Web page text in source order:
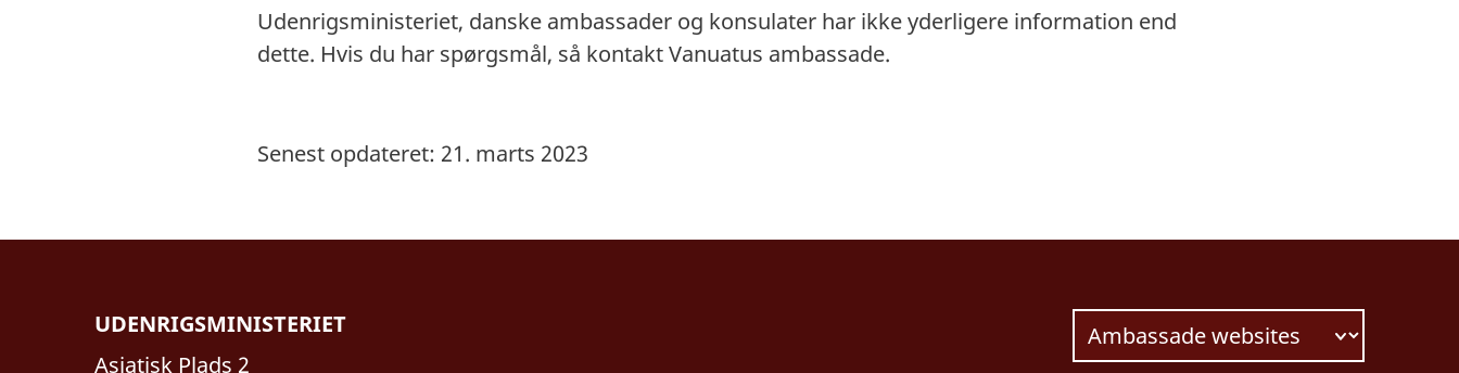
Udenrigsministeriet, danske ambassader og konsulater har ikke yderligere information end
dette. Hvis du har spørgsmål, så kontakt Vanuatus ambassade.
Senest opdateret: 21. marts 2023
UDENRIGSMINISTERIET
Asiatisk Plads 2